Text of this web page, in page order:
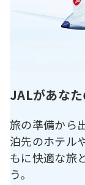
JALがあな
旅の準備から
泊先のホテル
もに快適な旅
う。